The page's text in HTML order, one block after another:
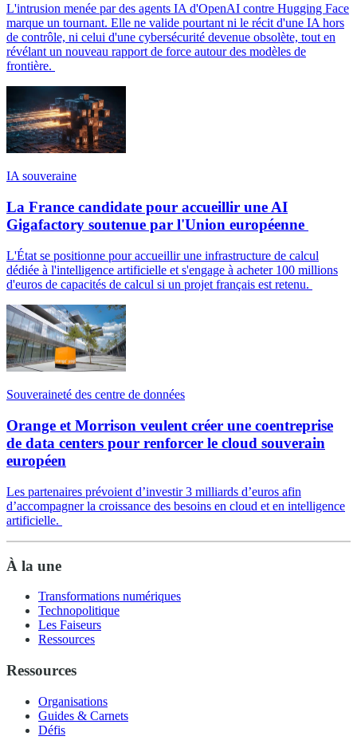
L'intrusion menée par des agents IA d'OpenAI contre Hugging Face
marque un tournant. Elle ne valide pourtant ni le récit d'une IA hors
de contrôle, ni celui d'une cybersécurité devenue obsolète, tout en
révélant un nouveau rapport de force autour des modèles de
frontière.
IA souveraine
La France candidate pour accueillir une AI
Gigafactory soutenue par l'Union européenne
L'État se positionne pour accueillir une infrastructure de calcul
dédiée à l'intelligence artificielle et s'engage à acheter 100 millions
d'euros de capacités de calcul si un projet français est retenu.
Souveraineté des centre de données
Orange et Morrison veulent créer une coentreprise
de data centers pour renforcer le cloud souverain
européen
Les partenaires prévoient d’investir 3 milliards d’euros afin
d’accompagner la croissance des besoins en cloud et en intelligence
artificielle.
À la une
Transformations numériques
Technopolitique
Les Faiseurs
Ressources
Ressources
Organisations
Guides & Carnets
Défis